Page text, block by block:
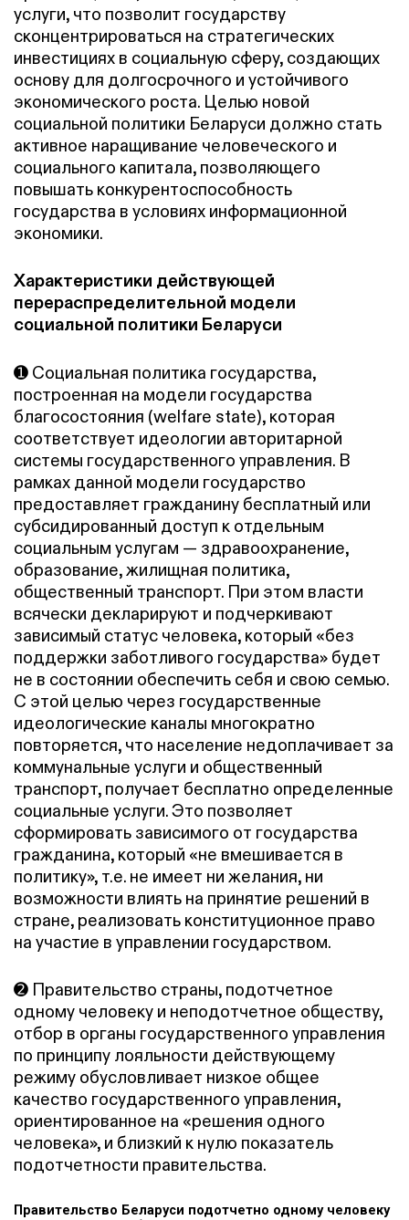
услуги, что позволит государству
сконцентрироваться на стратегических
инвестициях в социальную сферу, создающих
основу для долгосрочного и устойчивого
экономического роста. Целью новой
социальной политики Беларуси должно стать
активное наращивание человеческого и
социального капитала, позволяющего
повышать конкурентоспособность
государства в условиях информационной
экономики.
Характеристики действующей
перераспределительной модели
социальной политики Беларуси
➊ Cоциальная политика государства,
построенная на модели государства
благосостояния (welfare state), которая
соответствует идеологии авторитарной
системы государственного управления. В
рамках данной модели государство
предоставляет гражданину бесплатный или
субсидированный доступ к отдельным
социальным услугам — здравоохранение,
образование, жилищная политика,
общественный транспорт. При этом власти
всячески декларируют и подчеркивают
зависимый статус человека, который «без
поддержки заботливого государства» будет
не в состоянии обеспечить себя и свою семью.
С этой целью через государственные
идеологические каналы многократно
повторяется, что население недоплачивает за
коммунальные услуги и общественный
транспорт, получает бесплатно определенные
социальные услуги. Это позволяет
сформировать зависимого от государства
гражданина, который «не вмешивается в
политику», т.е. не имеет ни желания, ни
возможности влиять на принятие решений в
стране, реализовать конституционное право
на участие в управлении государством.
➋ Правительство страны, подотчетное
одному человеку и неподотчетное обществу,
отбор в органы государственного управления
по принципу лояльности действующему
режиму обусловливает низкое общее
качество государственного управления,
ориентированное на «решения одного
человека», и близкий к нулю показатель
подотчетности правительства.